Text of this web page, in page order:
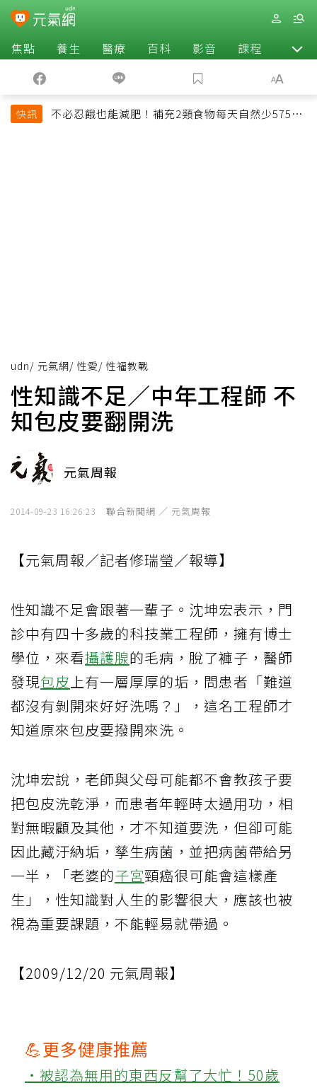
焦點 養生 醫療 百科 影音 課程 退休
快訊
不必忍餓也能減肥！補充2類食物每天自然少575大
udn/ 元氣網/ 性愛/ 性福教戰
性知識不足／中年工程師 不
知包皮要翻開洗
元氣周報
2014-09-23 16:26:23 聯合新聞網 ／ 元氣周報
【元氣周報／記者修瑞瑩／報導】
性知識不足會跟著一輩子。沈坤宏表示，門
診中有四十多歲的科技業工程師，擁有博士
學位，來看攝護腺的毛病，脫了褲子，醫師
發現包皮上有一層厚厚的垢，問患者「難道
都沒有剝開來好好洗嗎？」，這名工程師才
知道原來包皮要撥開來洗。
沈坤宏說，老師與父母可能都不會教孩子要
把包皮洗乾淨，而患者年輕時太過用功，相
對無暇顧及其他，才不知道要洗，但卻可能
因此藏汙納垢，孳生病菌，並把病菌帶給另
一半，「老婆的子宮頸癌很可能會這樣產
生」，性知識對人生的影響很大，應該也被
視為重要課題，不能輕易就帶過。
【2009/12/20 元氣周報】
💪更多健康推薦
‧被認為無用的東西反幫了大忙！50歲